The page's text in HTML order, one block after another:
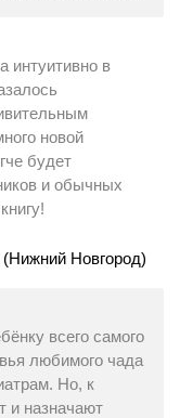
интуитивно в
новой
будет
и обычных
Новгород)
всего самого
любимого чада
Но, к
и назначают